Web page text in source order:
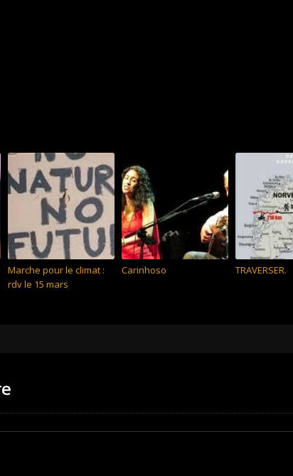
Marche pour le climat :
rdv le 15 mars
Carinhoso TRAVERSER.